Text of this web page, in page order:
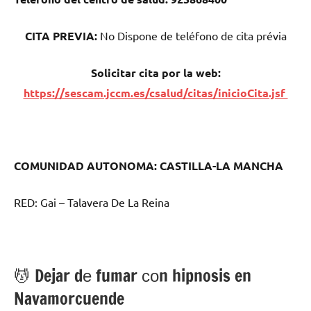
CITA PREVIA: No Dispone dе teléfono dе cita prévia
Solicitar cita pοr la web:
https://sescam.jccm.es/csalud/citas/inicioCita.jsf
COMUNIDAD AUTONOMA: CASTILLA-LA MANCHA
RED: Gai – Talavera De La Reina
💆 ‍Dejar dе fumar сοn hipnosis en
Navamorcuende